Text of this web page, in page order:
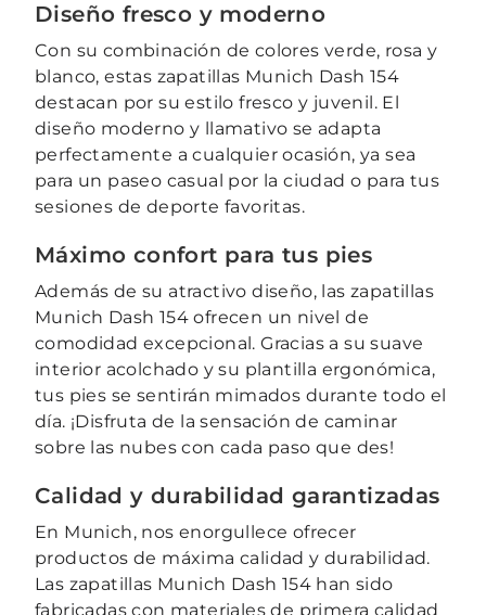
Diseño fresco y moderno
Con su combinación de colores verde, rosa y
blanco, estas zapatillas Munich Dash 154
destacan por su estilo fresco y juvenil. El
diseño moderno y llamativo se adapta
perfectamente a cualquier ocasión, ya sea
para un paseo casual por la ciudad o para tus
sesiones de deporte favoritas.
Máximo confort para tus pies
Además de su atractivo diseño, las zapatillas
Munich Dash 154 ofrecen un nivel de
comodidad excepcional. Gracias a su suave
interior acolchado y su plantilla ergonómica,
tus pies se sentirán mimados durante todo el
día. ¡Disfruta de la sensación de caminar
sobre las nubes con cada paso que des!
Calidad y durabilidad garantizadas
En Munich, nos enorgullece ofrecer
productos de máxima calidad y durabilidad.
Las zapatillas Munich Dash 154 han sido
fabricadas con materiales de primera calidad